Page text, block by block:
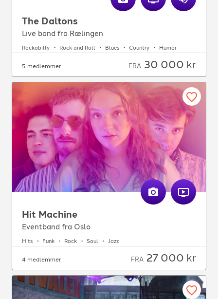
The Daltons
Live band fra Rælingen
Rockabilly Rock and Roll Blues Country Humor
5 medlemmer FRA 30 000 kr
Hit Machine
Eventband fra Oslo
Hits Funk Rock Soul Jazz
4 medlemmer FRA 27 000 kr